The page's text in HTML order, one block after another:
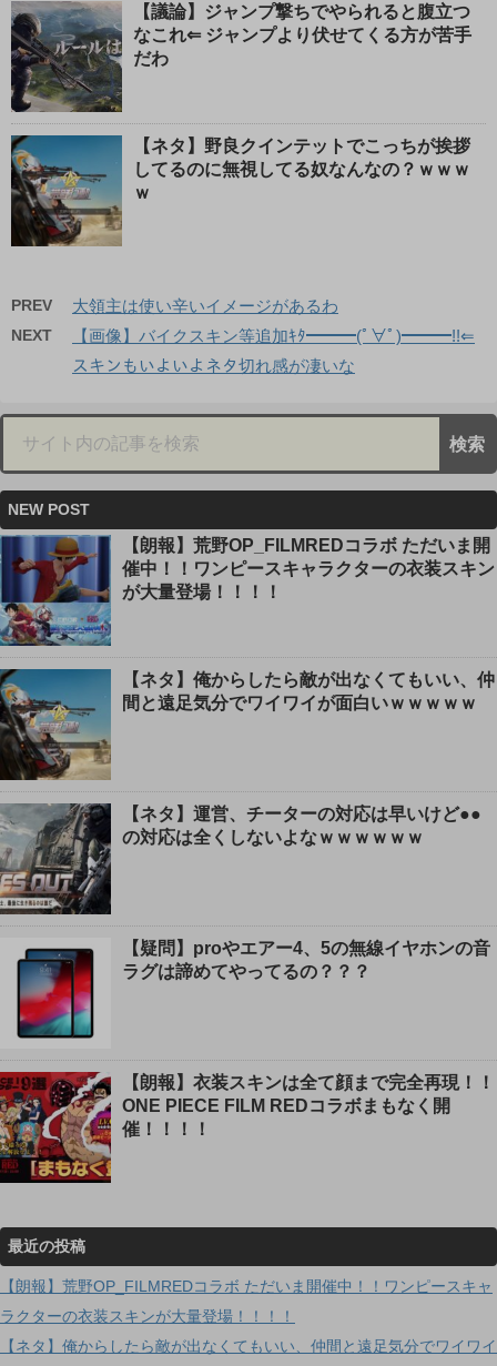
【議論】ジャンプ撃ちでやられると腹立つ
なこれ⇐ ジャンプより伏せてくる方が苦手
だわ
【ネタ】野良クインテットでこっちが挨拶
してるのに無視してる奴なんなの？ｗｗｗ
ｗ
PREV 大領主は使い辛いイメージがあるわ
NEXT
【画像】バイクスキン等追加ｷﾀ━━━(ﾟ∀ﾟ)━━━!!⇐
スキンもいよいよネタ切れ感が凄いな
NEW POST
【朗報】荒野OP_FILMREDコラボ ただいま開
催中！！ワンピースキャラクターの衣装スキン
が大量登場！！！！
【ネタ】俺からしたら敵が出なくてもいい、仲
間と遠足気分でワイワイが面白いｗｗｗｗｗ
【ネタ】運営、チーターの対応は早いけど●●
の対応は全くしないよなｗｗｗｗｗｗ
【疑問】proやエアー4、5の無線イヤホンの音
ラグは諦めてやってるの？？？
【朗報】衣装スキンは全て顔まで完全再現！！
ONE PIECE FILM REDコラボまもなく開
催！！！！
最近の投稿
【朗報】荒野OP_FILMREDコラボ ただいま開催中！！ワンピースキャ
ラクターの衣装スキンが大量登場！！！！
【ネタ】俺からしたら敵が出なくてもいい、仲間と遠足気分でワイワイ